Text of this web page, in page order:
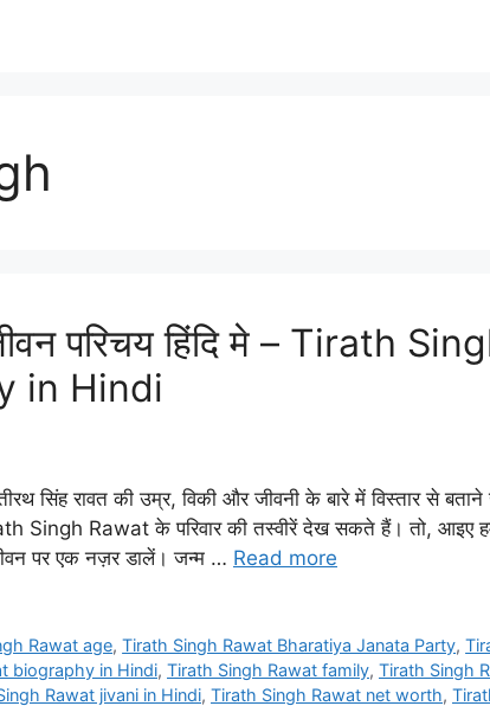
परिचय हिंदि मे – Tirath
in Hindi
सिंह रावत की उम्र, विकी और जीवनी के बारे में विस्तार से बताने
Rawat के परिवार की तस्वीरें देख सकते हैं। तो, आइए
पर एक नज़र डालें। जन्म … Read more
Rawat age,Tirath Singh Rawat Bharatiya Janata Party,
biography in Hindi, Tirath Singh Rawat family, Tirath Singh
Rawat jivani in Hindi, Tirath Singh Rawat net worth,